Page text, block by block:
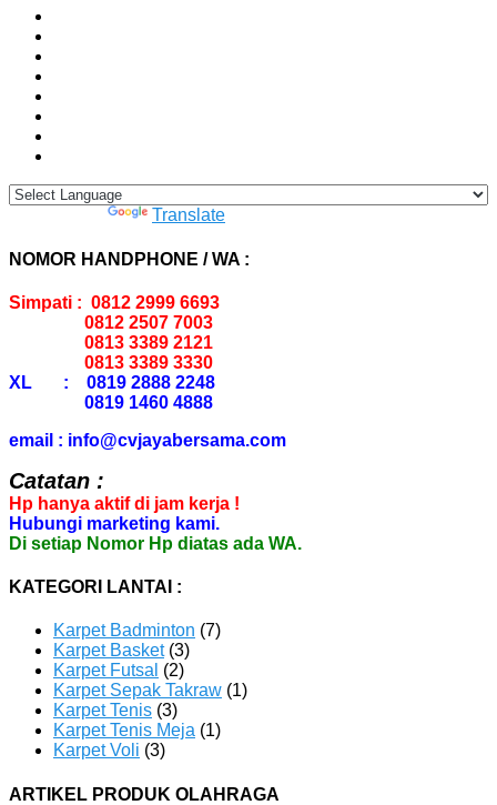
Translate
NOMOR HANDPHONE / WA :
Simpati : 0812 2999 6693
0812 2507 7003
0813 3389 2121
0813 3389 3330
XL : 0819 2888 2248
0819 1460 4888
email : info@cvjayabersama.com
Catatan :
Hp hanya aktif di jam kerja !
Hubungi marketing kami.
Di setiap Nomor Hp diatas ada WA.
KATEGORI LANTAI :
Karpet Badminton (7)
Karpet Basket(3)
Karpet Futsal (2)
Karpet Sepak Takraw (1)
Karpet Tenis (3)
Karpet Tenis Meja (1)
Karpet Voli (3)
ARTIKEL PRODUK OLAHRAGA